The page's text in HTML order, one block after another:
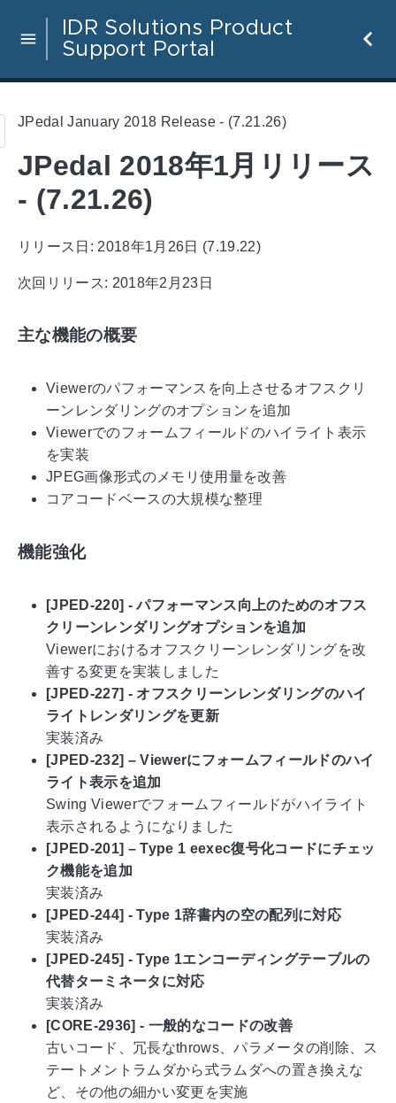
IDR Solutions Product
Support Portal
JPedal January 2018 Release - (7.21.26)
JPedal 2018年1月リリース
- (7.21.26)
リリース日: 2018年1月26日 (7.19.22)
次回リリース: 2018年2月23日
主な機能の概要
Viewerのパフォーマンスを向上させるオフスクリ
ーンレンダリングのオプションを追加
Viewerでのフォームフィールドのハイライト表示
を実装
JPEG画像形式のメモリ使用量を改善
コアコードベースの大規模な整理
機能強化
[JPED-220] - パフォーマンス向上のためのオフス
クリーンレンダリングオプションを追加
Viewerにおけるオフスクリーンレンダリングを改
善する変更を実装しました
[JPED-227] - オフスクリーンレンダリングのハイ
ライトレンダリングを更新
実装済み
[JPED-232] – Viewerにフォームフィールドのハイ
ライト表示を追加
Swing Viewerでフォームフィールドがハイライト
表示されるようになりました
[JPED-201] – Type 1 eexec復号化コードにチェッ
ク機能を追加
実装済み
[JPED-244] - Type 1辞書内の空の配列に対応
実装済み
[JPED-245] - Type 1エンコーディングテーブルの
代替ターミネータに対応
実装済み
[CORE-2936] - 一般的なコードの改善
古いコード、冗長なthrows、パラメータの削除、ス
テートメントラムダから式ラムダへの置き換えな
ど、その他の細かい変更を実施